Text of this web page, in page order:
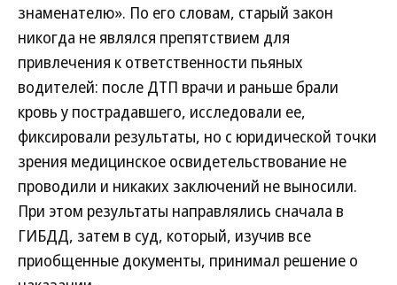
знаменателю». По его словам, старый закон
никогда не являлся препятствием для
привлечения к ответственности пьяных
водителей: после ДТП врачи и раньше брали
кровь у пострадавшего, исследовали ее,
фиксировали результаты, но с юридической точки
зрения медицинское освидетельствование не
проводили и никаких заключений не выносили.
При этом результаты направлялись сначала в
ГИБДД, затем в суд, который, изучив все
приобщенные документы, принимал решение о